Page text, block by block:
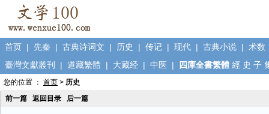
首页 | 先秦 | 古典诗词文 | 历史 | 传记 | 现代 | 古典小说 | 术数
臺灣文獻叢刊
| 道藏繁體 | 大藏经 | 中医 | 四庫全書繁體 經 史 子
您的位置 ： 首页 > 历史
前一篇
返回目录 后一篇